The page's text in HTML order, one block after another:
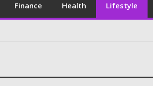
Finance Health Lifestyle